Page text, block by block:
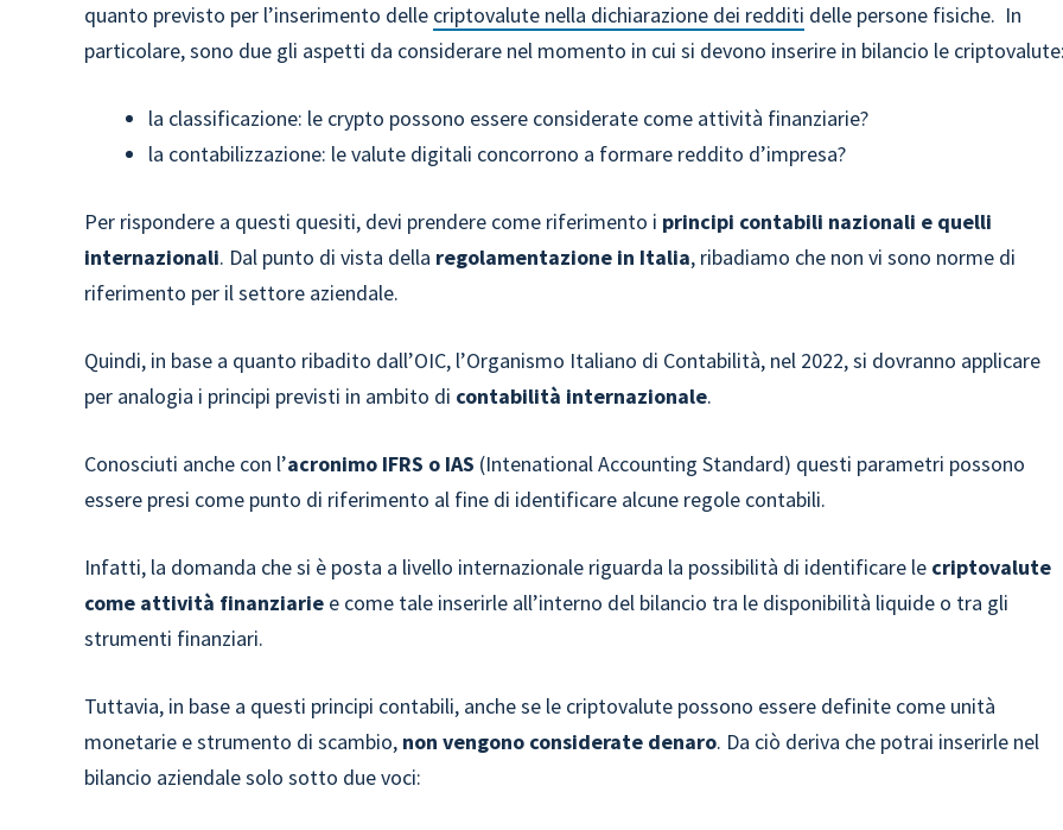
quanto previsto per l’inserimento delle criptovalute nella dichiarazione dei redditi delle persone fisiche. In
particolare, sono due gli aspetti da considerare nel momento in cui si devono inserire in bilancio le criptovalute:
la classificazione: le crypto possono essere considerate come attività finanziarie?
la contabilizzazione: le valute digitali concorrono a formare reddito d’impresa?
Per rispondere a questi quesiti, devi prendere come riferimento i principi contabili nazionali e quelli
internazionali. Dal punto di vista della regolamentazione in Italia, ribadiamo che non vi sono norme di
riferimento per il settore aziendale.
Quindi, in base a quanto ribadito dall’OIC, l’Organismo Italiano di Contabilità, nel 2022, si dovranno applicare
per analogia i principi previsti in ambito di contabilità internazionale.
Conosciuti anche con l’acronimo IFRS o IAS (Intenational Accounting Standard) questi parametri possono
essere presi come punto di riferimento al fine di identificare alcune regole contabili.
Infatti, la domanda che si è posta a livello internazionale riguarda la possibilità di identificare le criptovalute
come attività finanziarie e come tale inserirle all’interno del bilancio tra le disponibilità liquide o tra gli
strumenti finanziari.
Tuttavia, in base a questi principi contabili, anche se le criptovalute possono essere definite come unità
monetarie e strumento di scambio, non vengono considerate denaro. Da ciò deriva che potrai inserirle nel
bilancio aziendale solo sotto due voci: